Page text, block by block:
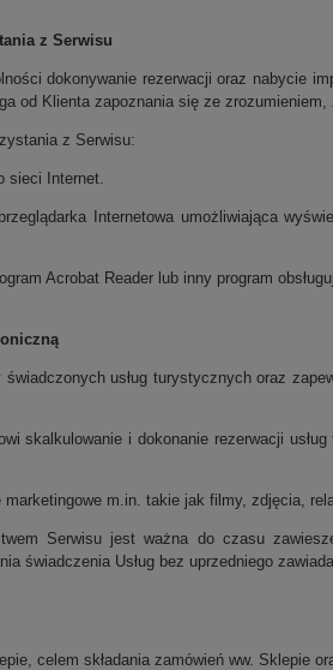
z Serwisu
dokonywanie rezerwacji oraz nabycie
od Klienta zapoznania się ze
z Serwisu:
sieci Internet.
Internetowa umożliwiająca
Acrobat Reader lub inny program
usług turystycznych oraz
skalkulowanie i dokonanie rezerwacji
m.in. takie jak filmy, zdjęcia,
Serwisu jest ważna do czasu
świadczenia Usług bez uprzedniego
celem składania zamówień ww. Sklepie